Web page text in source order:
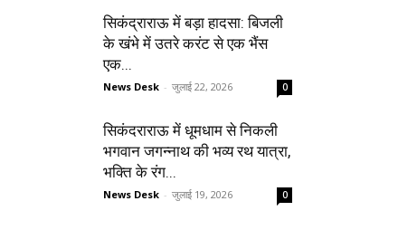
सिकंद्राराऊ में बड़ा हादसा: बिजली
के खंभे में उतरे करंट से एक भैंस
एक...
News Desk - जुलाई 22, 2026 0
सिकंदराराऊ में धूमधाम से निकली
भगवान जगन्नाथ की भव्य रथ यात्रा,
भक्ति के रंग...
News Desk - जुलाई 19, 2026 0